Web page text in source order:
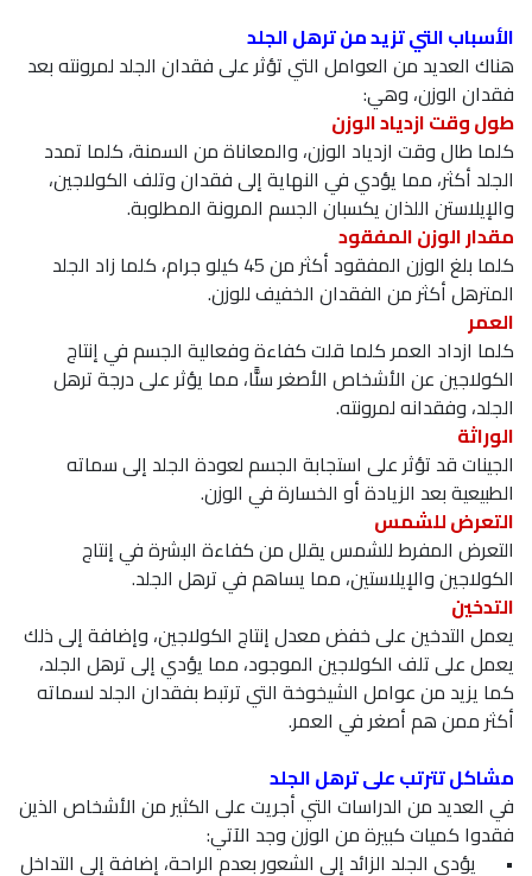
الأسباب التي تزيد من ترهل الجلد
هناك العديد من العوامل التي تؤثر على فقدان الجلد لمرونته بعد
فقدان الوزن، وهي:
طول وقت ازدياد الوزن
كلما طال وقت ازدياد الوزن، والمعاناة من السمنة، كلما تمدد
الجلد أكثر، مما يؤدي في النهاية إلى فقدان وتلف الكولاجين،
والإيلاستن اللذان يكسبان الجسم المرونة المطلوبة.
مقدار الوزن المفقود
كلما بلغ الوزن المفقود أكثر من 45 كيلو جرام، كلما زاد الجلد
المترهل أكثر من الفقدان الخفيف للوزن.
العمر
كلما ازداد العمر كلما قلت كفاءة وفعالية الجسم في إنتاج
الكولاجين عن الأشخاص الأصغر سنًّا، مما يؤثر على درجة ترهل
الجلد، وفقدانه لمرونته.
الوراثة
الجينات قد تؤثر على استجابة الجسم لعودة الجلد إلى سماته
الطبيعية بعد الزيادة أو الخسارة في الوزن.
التعرض للشمس
التعرض المفرط للشمس يقلل من كفاءة البشرة في إنتاج
الكولاجين والإيلاستين، مما يساهم في ترهل الجلد.
التدخين
يعمل التدخين على خفض معدل إنتاج الكولاجين، وإضافة إلى ذلك
يعمل على تلف الكولاجين الموجود، مما يؤدي إلى ترهل الجلد،
كما يزيد من عوامل الشيخوخة التي ترتبط بفقدان الجلد لسماته
أكثر ممن هم أصغر في العمر.
مشاكل تترتب على ترهل الجلد
في العديد من الدراسات التي أجريت على الكثير من الأشخاص الذين
فقدوا كميات كبيرة من الوزن وجد الآتي:
•
يؤدي الجلد الزائد إلى الشعور بعدم الراحة، إضافة إلى التداخل